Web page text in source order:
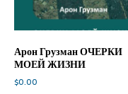
Арон Грузман ОЧЕРКИ
МОЕЙ ЖИЗНИ
$0.00